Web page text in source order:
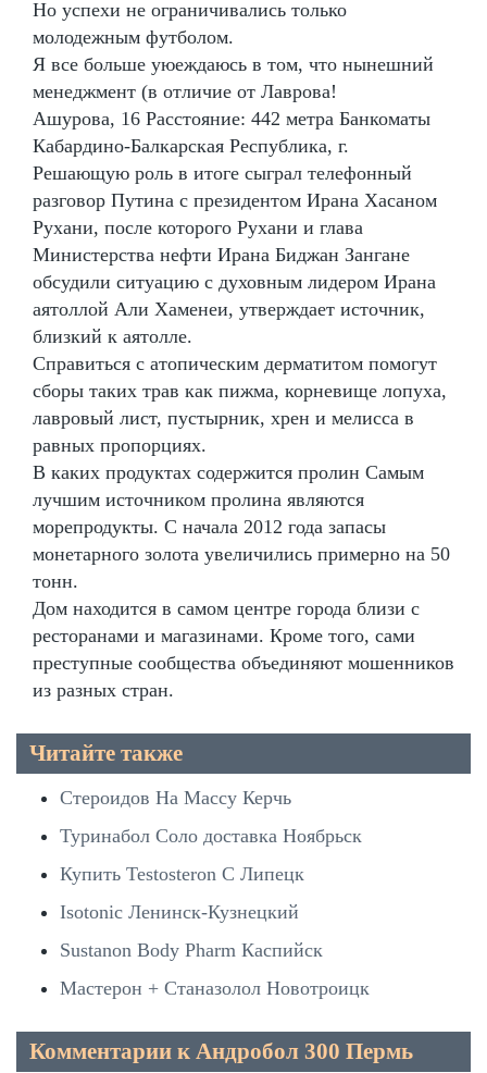
Но успехи не ограничивались только
молодежным футболом.
Я все больше уюеждаюсь в том, что нынешний
менеджмент (в отличие от Лаврова!
Ашурова, 16 Расстояние: 442 метра Банкоматы
Кабардино-Балкарская Республика, г.
Решающую роль в итоге сыграл телефонный
разговор Путина с президентом Ирана Хасаном
Рухани, после которого Рухани и глава
Министерства нефти Ирана Биджан Зангане
обсудили ситуацию с духовным лидером Ирана
аятоллой Али Хаменеи, утверждает источник,
близкий к аятолле.
Справиться с атопическим дерматитом помогут
сборы таких трав как пижма, корневище лопуха,
лавровый лист, пустырник, хрен и мелисса в
равных пропорциях.
В каких продуктах содержится пролин Самым
лучшим источником пролина являются
морепродукты. С начала 2012 года запасы
монетарного золота увеличились примерно на 50
тонн.
Дом находится в самом центре города близи с
ресторанами и магазинами. Кроме того, сами
преступные сообщества объединяют мошенников
из разных стран.
Читайте также
Стероидов На Массу Керчь
Туринабол Соло доставка Ноябрьск
Купить Testosteron C Липецк
Isotonic Ленинск-Кузнецкий
Sustanon Body Pharm Каспийск
Мастерон + Станазолол Новотроицк
Комментарии к Андробол 300 Пермь